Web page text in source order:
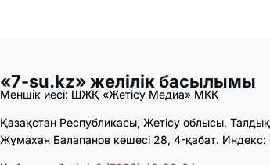
«7-su.kz» желілік басылымы
Меншік иесі: ШЖҚ «Жетісу Медиа» МКК
Қазақстан Республикасы, Жетісу облысы,
Жұмахан Балапанов көшесі 28, 4-қабат. Индекс: